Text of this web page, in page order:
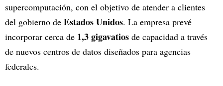
supercomputación, con el objetivo de atender a clientes
del gobierno de Estados Unidos. La empresa prevé
incorporar cerca de 1,3 gigavatios de capacidad a través
de nuevos centros de datos diseñados para agencias
federales.